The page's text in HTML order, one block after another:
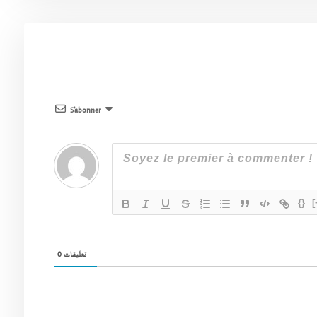
S’abonner
{}
0تعليقات